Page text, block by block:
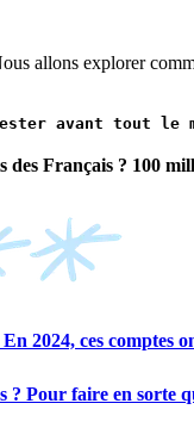
allons explorer
avant tout
des Français ? 100
2024, ces comptes
? Pour faire en sorte